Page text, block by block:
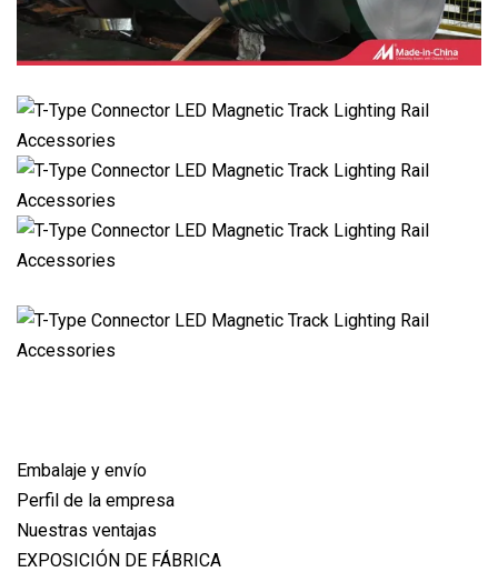
Embalaje y envío
Perfil de la empresa
Nuestras ventajas
EXPOSICIÓN DE FÁBRICA